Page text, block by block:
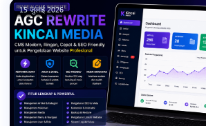
15 जुलाई 2026